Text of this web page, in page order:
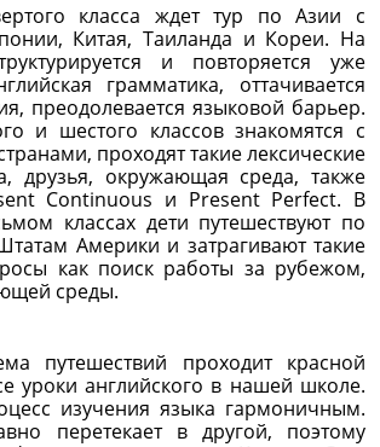
класса ждет тур по Азии с
Китая, Таиланда и Кореи. На
и повторяется уже
грамматика, оттачивается
преодолевается языковой барьер.
и шестого классов знакомятся с
проходят такие лексические
друзья, окружающая среда, также
Continuous и Present Perfect. В
классах дети путешествуют по
Америки и затрагивают такие
как поиск работы за рубежом,
среды.
путешествий проходит красной
уроки английского в нашей школе.
изучения языка гармоничным.
перетекает в другой, поэтому